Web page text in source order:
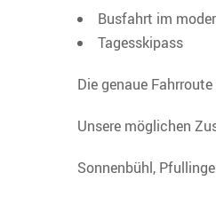
Busfahrt im
Tagesskipass
Die genaue
Unsere möglichen
Sonnenbühl,